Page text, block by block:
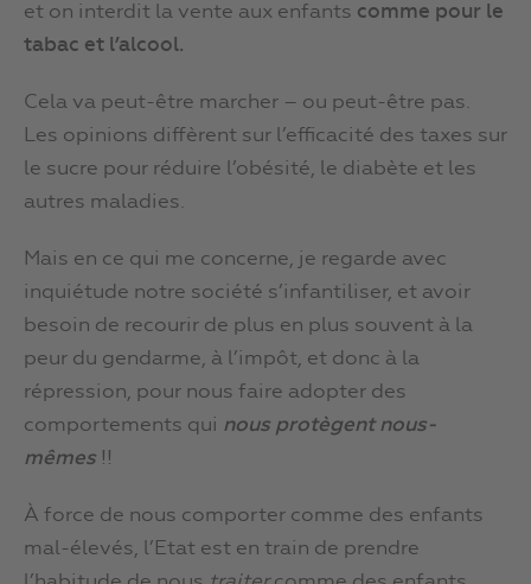
et on interdit la vente aux enfants comme pour le
tabac et l’alcool.
Cela va peut-être marcher – ou peut-être pas.
Les opinions diffèrent sur l’efficacité des taxes sur
le sucre pour réduire l’obésité, le diabète et les
autres maladies.
Mais en ce qui me concerne, je regarde avec
inquiétude notre société s’infantiliser, et avoir
besoin de recourir de plus en plus souvent à la
peur du gendarme, à l’impôt, et donc à la
répression, pour nous faire adopter des
comportements qui nous protègent nous-
mêmes !!
À force de nous comporter comme des enfants
mal-élevés, l’Etat est en train de prendre